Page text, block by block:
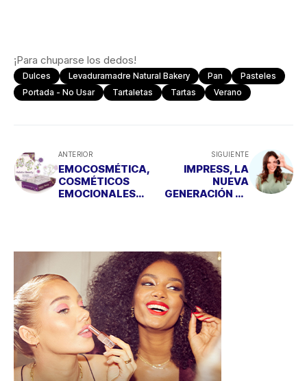
¡Para chuparse los dedos!
Dulces Levaduramadre Natural Bakery Pan
Pasteles
Portada - No Usar
Tartaletas Tartas Verano
ANTERIOR
EMOCOSMÉTICA,
COSMÉTICOS
EMOCIONALES
SIGUIENTE
IMPRESS, LA
NUEVA
GENERACIÓN DE